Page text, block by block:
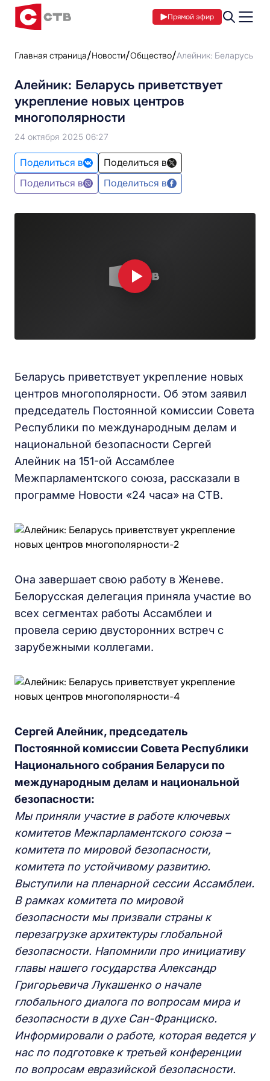
Прямой эфир
Главная страница Новости Общество Алейник: Беларусь
Алейник: Беларусь приветствует
укрепление новых центров
многополярности
24 октября 2025 06:27
Поделиться в
Поделиться в
Поделиться в
Поделиться в
Беларусь приветствует укрепление новых
центров многополярности. Об этом заявил
председатель Постоянной комиссии Совета
Республики по международным делам и
национальной безопасности Сергей
Алейник на 151-ой Ассамблее
Межпарламентского союза, рассказали в
программе Новости «24 часа» на СТВ.
Она завершает свою работу в Женеве.
Белорусская делегация приняла участие во
всех сегментах работы Ассамблеи и
провела серию двусторонних встреч с
зарубежными коллегами.
Сергей Алейник, председатель
Постоянной комиссии Совета Республики
Национального собрания Беларуси по
международным делам и национальной
безопасности:
Мы приняли участие в работе ключевых
комитетов Межпарламентского союза –
комитета по мировой безопасности,
комитета по устойчивому развитию.
Выступили на пленарной сессии Ассамблеи.
В рамках комитета по мировой
безопасности мы призвали страны к
перезагрузке архитектуры глобальной
безопасности. Напомнили про инициативу
главы нашего государства Александр
Григорьевича Лукашенко о начале
глобального диалога по вопросам мира и
безопасности в духе Сан-Франциско.
Информировали о работе, которая ведется у
нас по подготовке к третьей конференции
по вопросам евразийской безопасности.